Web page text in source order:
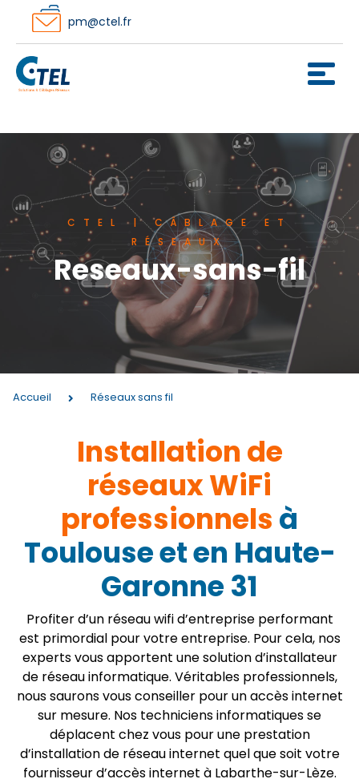
pm@ctel.fr
CTEL | CÂBLAGE ET
RÉSEAUX
Reseaux-sans-fil
Accueil Réseaux sans fil
Installation de
réseaux WiFi
professionnels à
Toulouse et en Haute-
Garonne 31
Profiter d’un réseau wifi d’entreprise performant
est primordial pour votre entreprise. Pour cela, nos
experts vous apportent une solution d’installateur
de réseau informatique. Véritables professionnels,
nous saurons vous conseiller pour un accès internet
sur mesure. Nos techniciens informatiques se
déplacent chez vous pour une prestation
d’installation de réseau internet quel que soit votre
fournisseur d’accès internet à Labarthe-sur-Lèze.